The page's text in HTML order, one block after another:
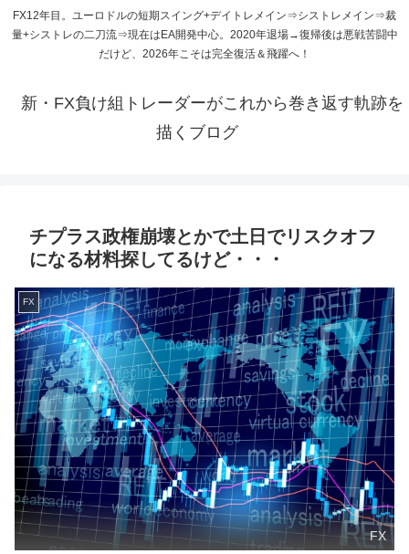
FX12年目。ユーロドルの短期スイング+デイトレメイン⇒シストレメイン⇒裁
量+シストレの二刀流⇒現在はEA開発中心。2020年退場→復帰後は悪戦苦闘中
だけど、2026年こそは完全復活＆飛躍へ！
新・FX負け組トレーダーがこれから巻き返す軌跡を
描くブログ
チプラス政権崩壊とかで土日でリスクオフ
になる材料探してるけど・・・
FX
FX